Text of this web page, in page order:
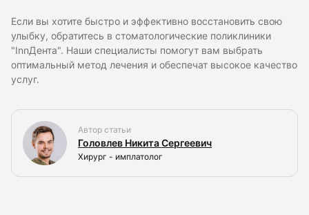
Если вы хотите быстро и эффективно восстановить свою
улыбку, обратитесь в стоматологические поликлиники
"InnДента". Наши специалисты помогут вам выбрать
оптимальный метод лечения и обеспечат высокое качество
услуг.
Автор статьи
Головлев Никита Сергеевич
Хирург - имплатолог